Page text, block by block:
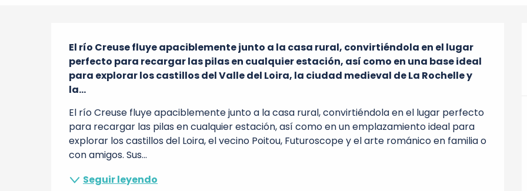
Descripción
El río Creuse fluye apaciblemente junto a la casa rural, convirtiéndola en el lugar
perfecto para recargar las pilas en cualquier estación, así como en una base ideal
para explorar los castillos del Valle del Loira, la ciudad medieval de La Rochelle y
la...
El río Creuse fluye apaciblemente junto a la casa rural, convirtiéndola en el lugar perfecto
para recargar las pilas en cualquier estación, así como en un emplazamiento ideal para
explorar los castillos del Loira, el vecino Poitou, Futuroscope y el arte románico en familia o
con amigos. Sus...
Seguir leyendo